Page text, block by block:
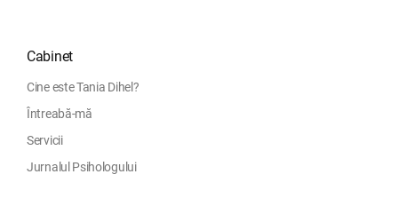
Cabinet
Cine este Tania Dihel?
Întreabă-mă
Servicii
Jurnalul Psihologului